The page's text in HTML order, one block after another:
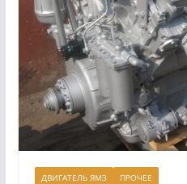
ДВИГАТЕЛЬ ЯМЗ ПРОЧЕЕ